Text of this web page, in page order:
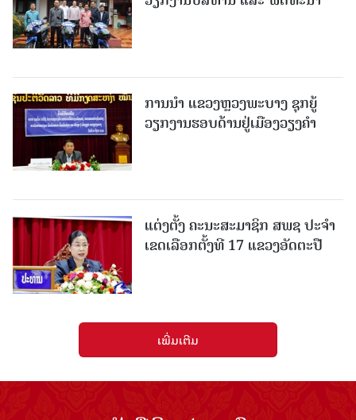
ການນຳ ແຂວງຫຼວງພະບາງ ຊຸກຍູ້
ວຽກງານຮອບດ້ານຢູ່ເມືອງວຽງຄໍາ
ແຕ່ງຕັ້ງ ຄະນະສະມາຊິກ ສພຊ ປະຈຳ
ເຂດເລືອກຕັ້ງທີ 17 ແຂວງອັດຕະປື
ເພີ່ມເຕີມ